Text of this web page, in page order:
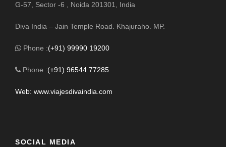
G-57, Sector -6 , Noida 201301, India
Diva India – Jain Temple Road. Khajuraho. MP.
Phone :(+91) 99990 19200
Phone :(+91) 96544 77285
Web: www.viajesdivaindia.com
SOCIAL MEDIA